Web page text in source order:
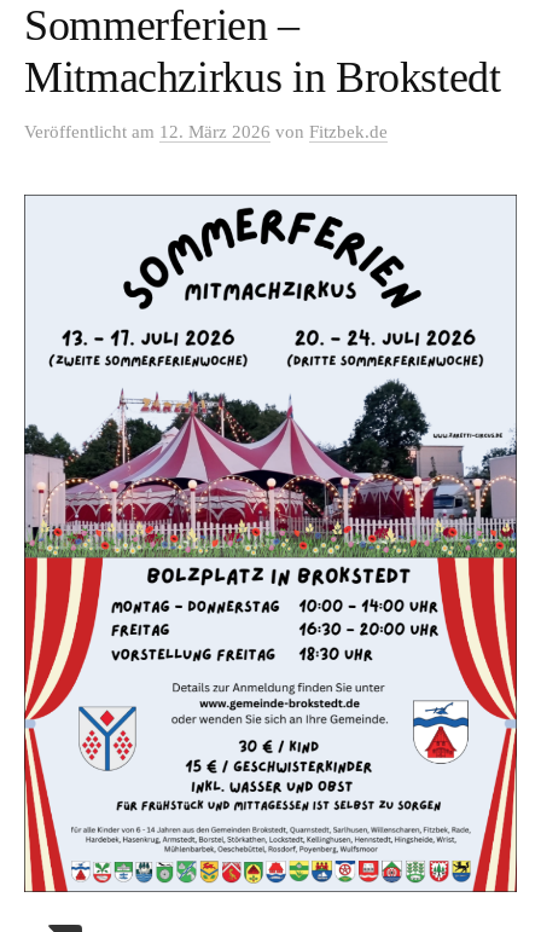
Sommerferien –
Mitmachzirkus in Brokstedt
Veröffentlicht am 12. März 2026 von Fitzbek.de